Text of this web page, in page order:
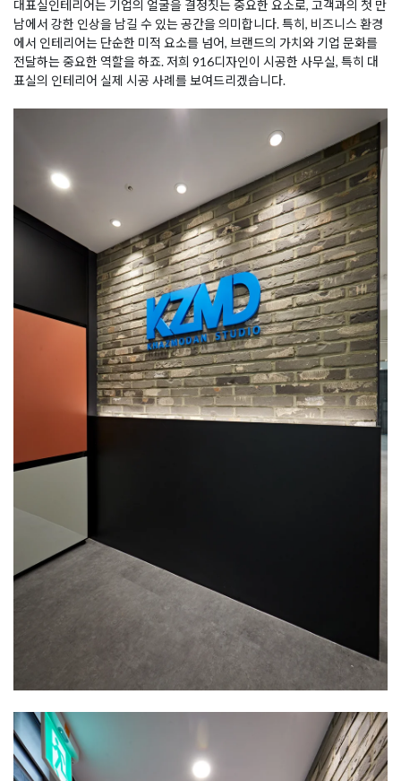
대표실인테리어는 기업의 얼굴을 결정짓는 중요한 요소로, 고객과의 첫 만
남에서 강한 인상을 남길 수 있는 공간을 의미합니다. 특히, 비즈니스 환경
에서 인테리어는 단순한 미적 요소를 넘어, 브랜드의 가치와 기업 문화를
전달하는 중요한 역할을 하죠. 저희 916디자인이 시공한 사무실, 특히 대
표실의 인테리어 실제 시공 사례를 보여드리겠습니다.